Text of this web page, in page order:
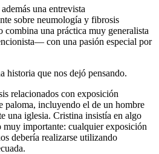
una entrevista
sobre neumología y fibrosis
una práctica muy generalista
con una pasión especial por
historia que nos dejó pensando.
relacionados con exposición
paloma, incluyendo el de un hombre
una iglesia. Cristina insistía en algo
muy importante: cualquier exposición
debería realizarse utilizando